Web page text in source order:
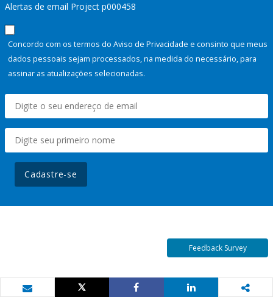
Alertas de email Project p000458
Concordo com os termos do Aviso de Privacidade e consinto que meus
dados pessoais sejam processados, na medida do necessário, para
assinar as atualizações selecionadas.
Cadastre-se
Feedback Survey